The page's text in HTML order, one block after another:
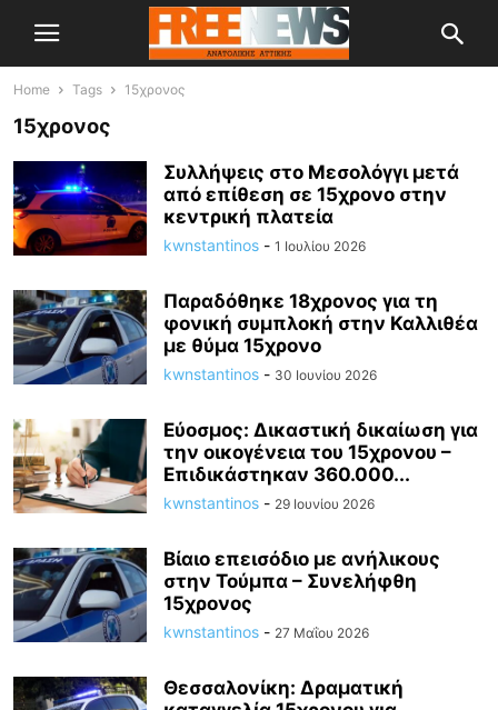
Home Tags 15χρονος
15χρονος
Συλλήψεις στο Μεσολόγγι μετά
από επίθεση σε 15χρονο στην
κεντρική πλατεία
kwnstantinos - 1 Ιουλίου 2026
Παραδόθηκε 18χρονος για τη
φονική συμπλοκή στην Καλλιθέα
με θύμα 15χρονο
kwnstantinos - 30 Ιουνίου 2026
Εύοσμος: Δικαστική δικαίωση για
την οικογένεια του 15χρονου –
Επιδικάστηκαν 360.000...
kwnstantinos - 29 Ιουνίου 2026
Βίαιο επεισόδιο με ανήλικους
στην Τούμπα – Συνελήφθη
15χρονος
kwnstantinos - 27 Μαΐου 2026
Θεσσαλονίκη: Δραματική